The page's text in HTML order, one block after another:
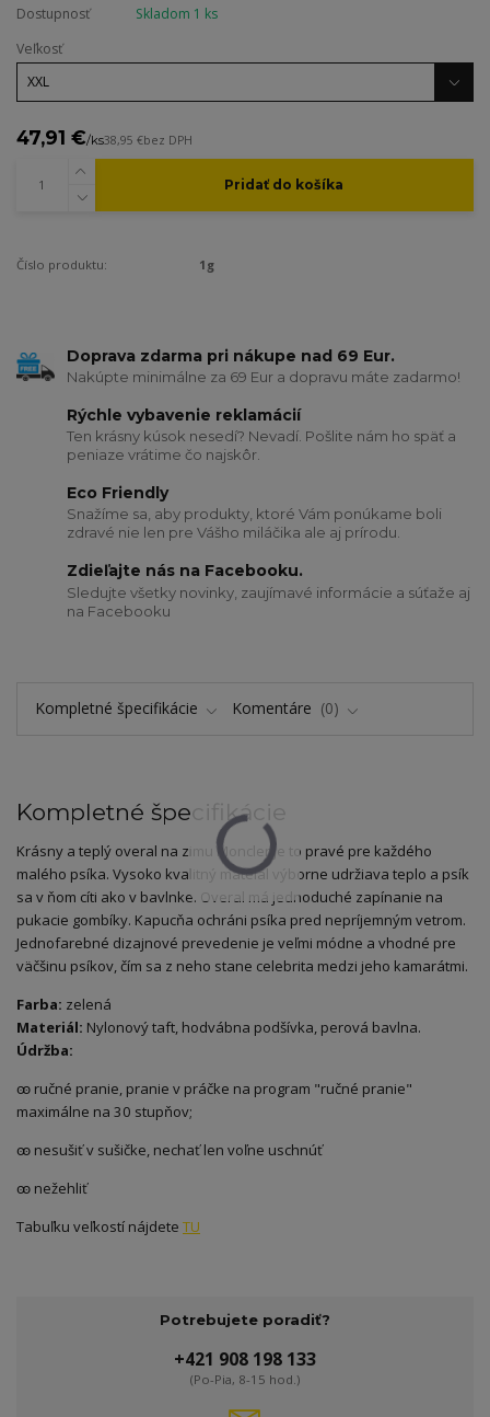
Dostupnosť
Skladom 1 ks
Veľkosť
47,91 €/ks38,95 €bez DPH
Pridať do košíka
Číslo produktu: 1g
Doprava zdarma pri nákupe nad 69 Eur.
Nakúpte minimálne za 69 Eur a dopravu máte zadarmo!
Rýchle vybavenie reklamácií
Ten krásny kúsok nesedí? Nevadí. Pošlite nám ho späť a
peniaze vrátime čo najskôr.
Eco Friendly
Snažíme sa, aby produkty, ktoré Vám ponúkame boli
zdravé nie len pre Vášho miláčika ale aj prírodu.
Zdieľajte nás na Facebooku.
Sledujte všetky novinky, zaujímavé informácie a súťaže aj
na Facebooku
Kompletné špecifikácie Komentáre 0
Kompletné špecifikácie
Krásny a teplý overal na zimu Moncler je to pravé pre každého
malého psíka. Vysoko kvalitný mateiál výborne udržiava teplo a psík
sa v ňom cíti ako v bavlnke. Overal má jednoduché zapínanie na
pukacie gombíky. Kapucňa ochráni psíka pred nepríjemným vetrom.
Jednofarebné dizajnové prevedenie je veľmi módne a vhodné pre
väčšinu psíkov, čím sa z neho stane celebrita medzi jeho kamarátmi.
Farba: zelená
Materiál: Nylonový taft, hodvábna podšívka, perová bavlna.
Údržba:
ꙭ ručné pranie, pranie v práčke na program "ručné pranie"
maximálne na 30 stupňov;
ꙭ nesušiť v sušičke, nechať len voľne uschnúť
ꙭ nežehliť
Tabuľku veľkostí nájdete TU
Potrebujete poradiť?
+421 908 198 133
(Po-Pia, 8-15 hod.)